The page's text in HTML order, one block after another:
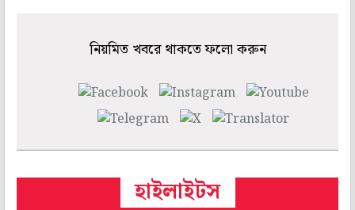
নিয়মিত খবরে থাকতে ফলো করুন
হাইলাইটস